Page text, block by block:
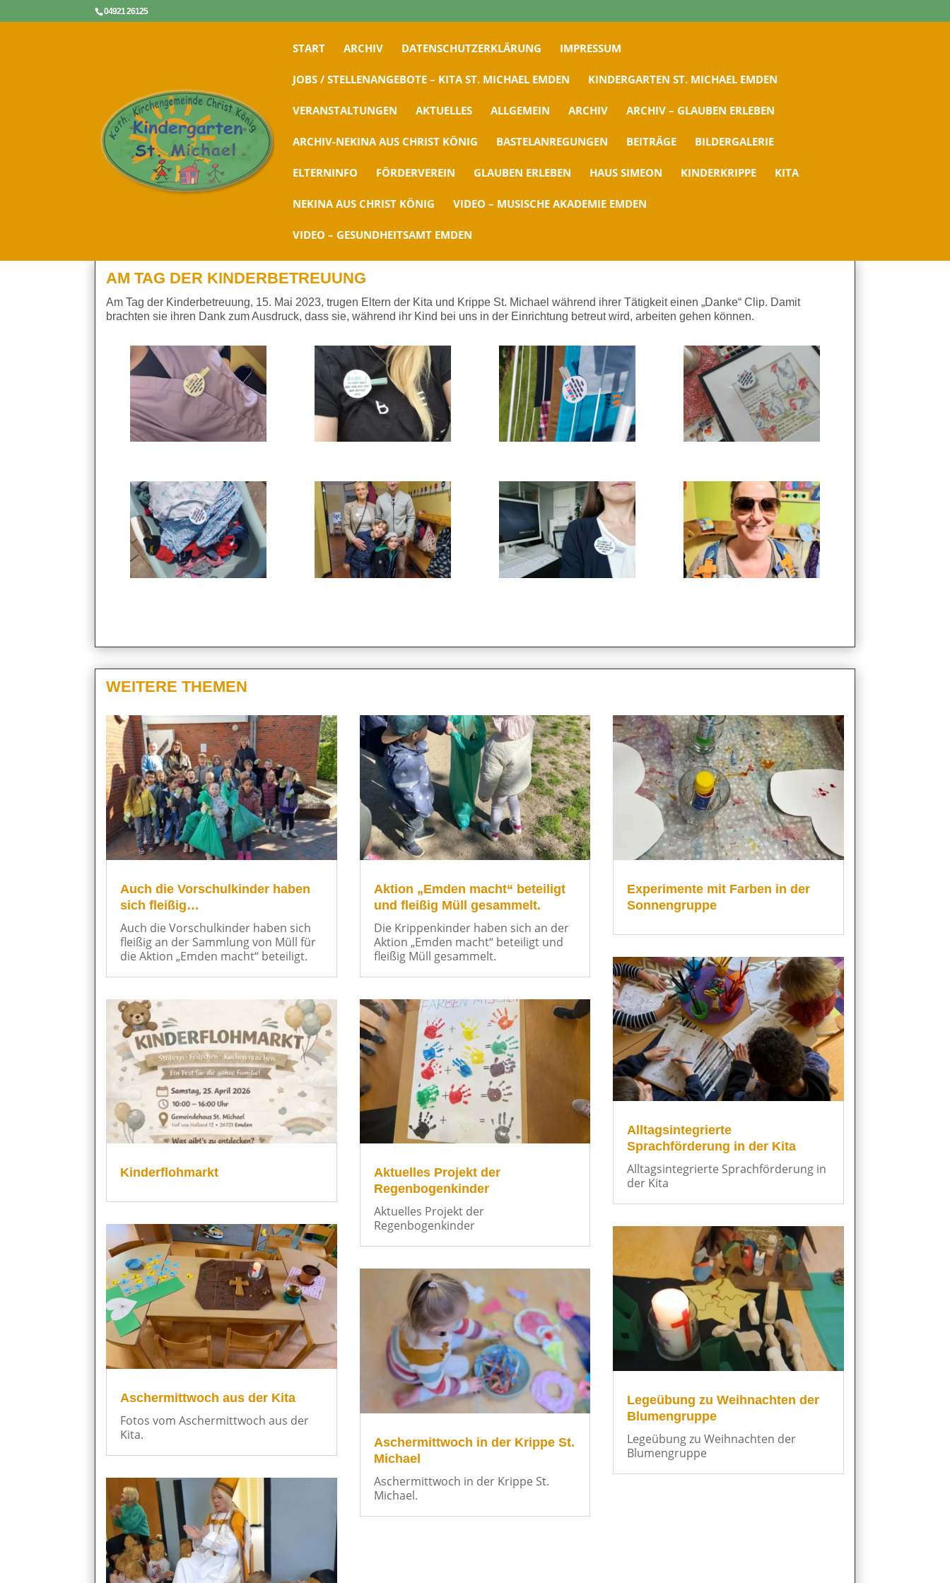
04921 26125
START ARCHIV DATENSCHUTZERKLÄRUNG IMPRESSUM
JOBS / STELLENANGEBOTE – KITA ST. MICHAEL EMDEN KINDERGARTEN ST. MICHAEL EMDEN
VERANSTALTUNGEN AKTUELLES ALLGEMEIN ARCHIV ARCHIV – GLAUBEN ERLEBEN
ARCHIV-NEKINA AUS CHRIST KÖNIG BASTELANREGUNGEN BEITRÄGE BILDERGALERIE
ELTERNINFO FÖRDERVEREIN GLAUBEN ERLEBEN HAUS SIMEON KINDERKRIPPE KITA
NEKINA AUS CHRIST KÖNIG VIDEO – MUSISCHE AKADEMIE EMDEN
VIDEO – GESUNDHEITSAMT EMDEN
AM TAG DER KINDERBETREUUNG
Am Tag der Kinderbetreuung, 15. Mai 2023, trugen Eltern der Kita und Krippe St. Michael während ihrer Tätigkeit einen „Danke“ Clip. Damit
brachten sie ihren Dank zum Ausdruck, dass sie, während ihr Kind bei uns in der Einrichtung betreut wird, arbeiten gehen können.
WEITERE THEMEN
Auch die Vorschulkinder haben
sich fleißig…
Auch die Vorschulkinder haben sich
fleißig an der Sammlung von Müll für
die Aktion „Emden macht“ beteiligt.
Kinderflohmarkt
Aschermittwoch aus der Kita
Fotos vom Aschermittwoch aus der
Kita.
Aktion „Emden macht“ beteiligt
und fleißig Müll gesammelt.
Die Krippenkinder haben sich an der
Aktion „Emden macht“ beteiligt und
fleißig Müll gesammelt.
Aktuelles Projekt der
Regenbogenkinder
Aktuelles Projekt der
Regenbogenkinder
Aschermittwoch in der Krippe St.
Michael
Aschermittwoch in der Krippe St.
Michael.
Experimente mit Farben in der
Sonnengruppe
Alltagsintegrierte
Sprachförderung in der Kita
Alltagsintegrierte Sprachförderung in
der Kita
Legeübung zu Weihnachten der
Blumengruppe
Legeübung zu Weihnachten der
Blumengruppe